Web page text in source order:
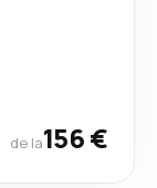
de la156 €